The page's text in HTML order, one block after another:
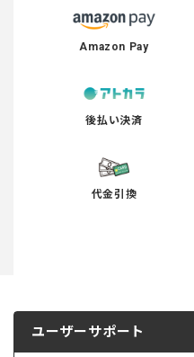
Amazon Pay
後払い決済
代金引換
ユーザーサポート